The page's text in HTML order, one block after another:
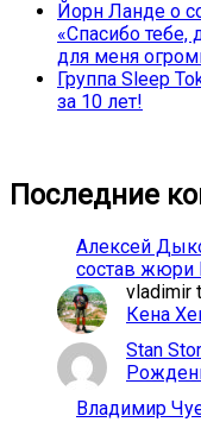
Йорн Ланде о
«Спасибо тебе,
для меня
Группа Sleep
за 10 лет!
Последние
Алексей
состав жюри
vladimir
Кена
Stan
Владимир